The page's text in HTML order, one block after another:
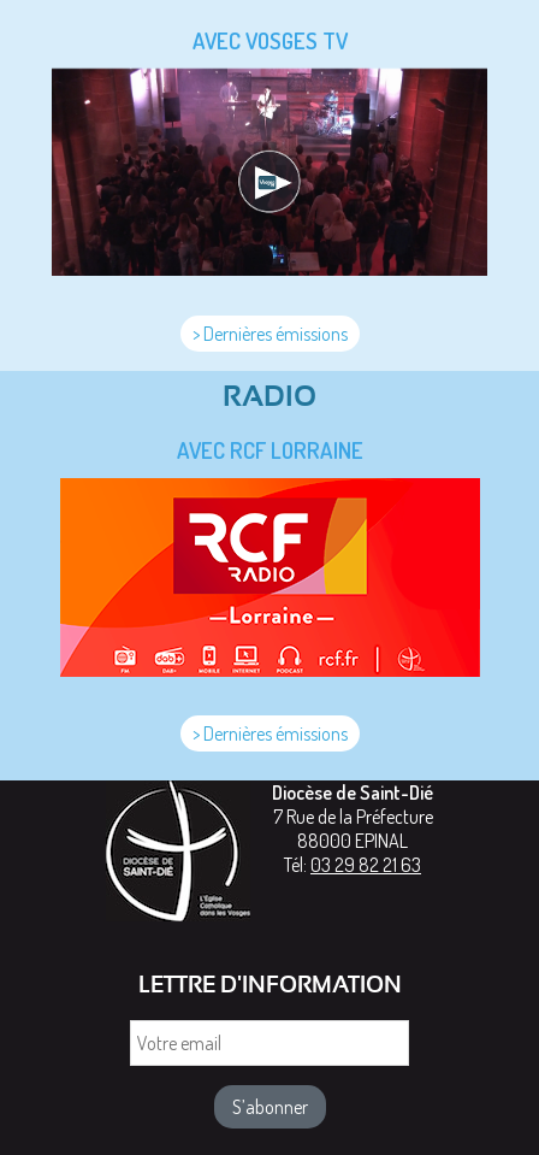
AVEC VOSGES TV
> Dernières émissions
RADIO
AVEC RCF LORRAINE
> Dernières émissions
Diocèse de Saint-Dié
7 Rue de la Préfecture
88000 EPINAL
Tél: 03 29 82 21 63
LETTRE D'INFORMATION